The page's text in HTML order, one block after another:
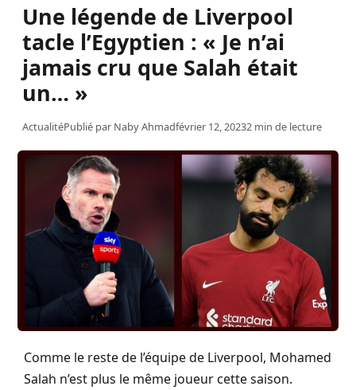
Une légende de Liverpool
tacle l’Egyptien : « Je n’ai
jamais cru que Salah était
un… »
ActualitéPublié par Naby Ahmadfévrier 12, 20232 min de lecture
Comme le reste de l’équipe de Liverpool, Mohamed
Salah n’est plus le même joueur cette saison.